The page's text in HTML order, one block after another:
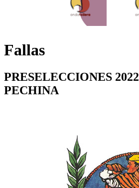
Fallas
PRESELECCIONES
PECHINA